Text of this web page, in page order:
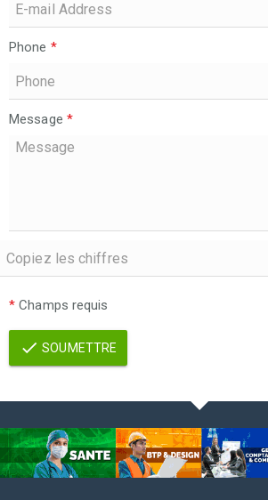
Phone *
Message *
* Champs requis
SOUMETTRE